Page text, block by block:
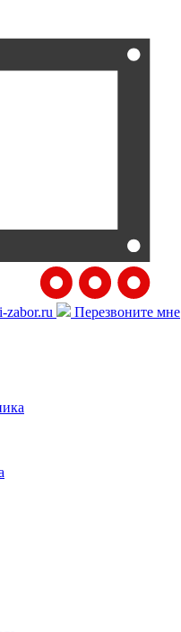
zabor.ru
Перезвоните мне